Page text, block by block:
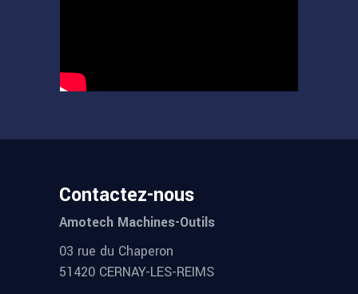
Contactez-nous
Amotech Machines-Outils
03 rue du Chaperon
51420 CERNAY-LES-REIMS